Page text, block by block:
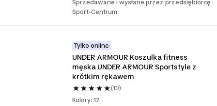
Sprzedawane i wysłane przez przedsiębiorcę
Sport-Centrum
Tylko online
UNDER ARMOUR Koszulka fitness
męska UNDER ARMOUR Sportstyle z
krótkim rękawem
(10)
Kolory: 12